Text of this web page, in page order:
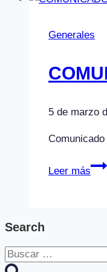
Generales
5 de marzo
Leer más
Search
Buscar: